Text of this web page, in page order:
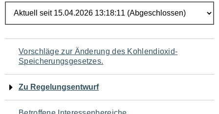
Navigation
für
den
Seiteninhalt
Vorschläge zur Änderung des Kohlendioxid-
Speicherungsgesetzes.
Zu Regelungsentwurf